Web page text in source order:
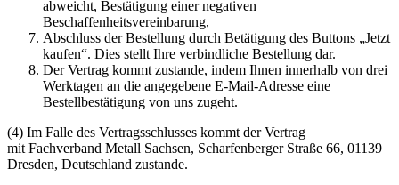
abweicht, Bestätigung einer negativen
Beschaffenheitsvereinbarung,
Abschluss der Bestellung durch Betätigung des Buttons „Jetzt
kaufen“. Dies stellt Ihre verbindliche Bestellung dar.
Der Vertrag kommt zustande, indem Ihnen innerhalb von drei
Werktagen an die angegebene E-Mail-Adresse eine
Bestellbestätigung von uns zugeht.
(4) Im Falle des Vertragsschlusses kommt der Vertrag
mit Fachverband Metall Sachsen, Scharfenberger Straße 66, 01139
Dresden, Deutschland zustande.